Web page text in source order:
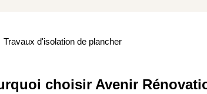
Travaux d'isolation de plancher
choisir Avenir